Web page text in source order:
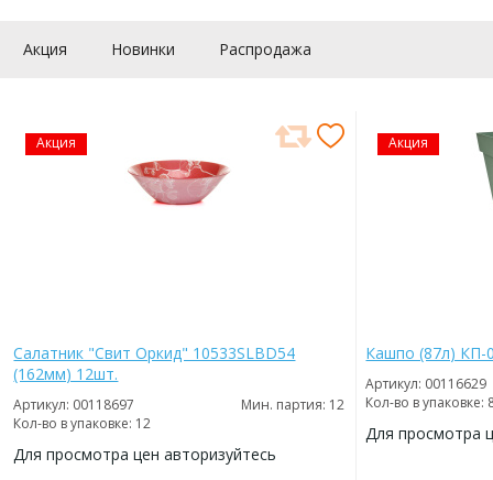
Акция Новинки Распродажа
Акция
Салатник "Свит Оркид" 10533SLBD54
(162мм) 12шт.
Артикул: 00118697
Мин. партия: 12
Кол-во в упаковке: 12
Для просмотра цен авторизуйтесь
Акция
Кашпо (87л) КП-
Артикул: 00116629
Кол-во в упаковке:
Для просмотра